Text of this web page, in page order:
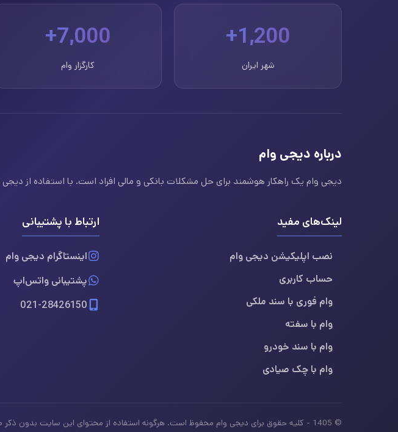
1,200+
شهر ایران
7,000+
کارگزار وام
درباره دیجی وام
دیجی وام یک راهکار هوشمند برای حل مشکلات بانکی و مالی افراد است. با استفاده از دیجی
لینک‌های مفید
نصب اپلیکیشن دیجی وام
حساب کاربری
وام فوری با سند ملکی
وام با سفته
وام با سند خودرو
وام با چک صیادی
ارتباط با پشتیبانی
اینستاگرام دیجی وام
پشتیبانی واتس‌اپ
021-28426150
© 1405 - کلیه حقوق برای دیجی وام محفوظ است. هرگونه استفاده از محتوای این سایت بدون ذکر منبع، غیرمجاز بوده و پیگرد قانونی دارد.